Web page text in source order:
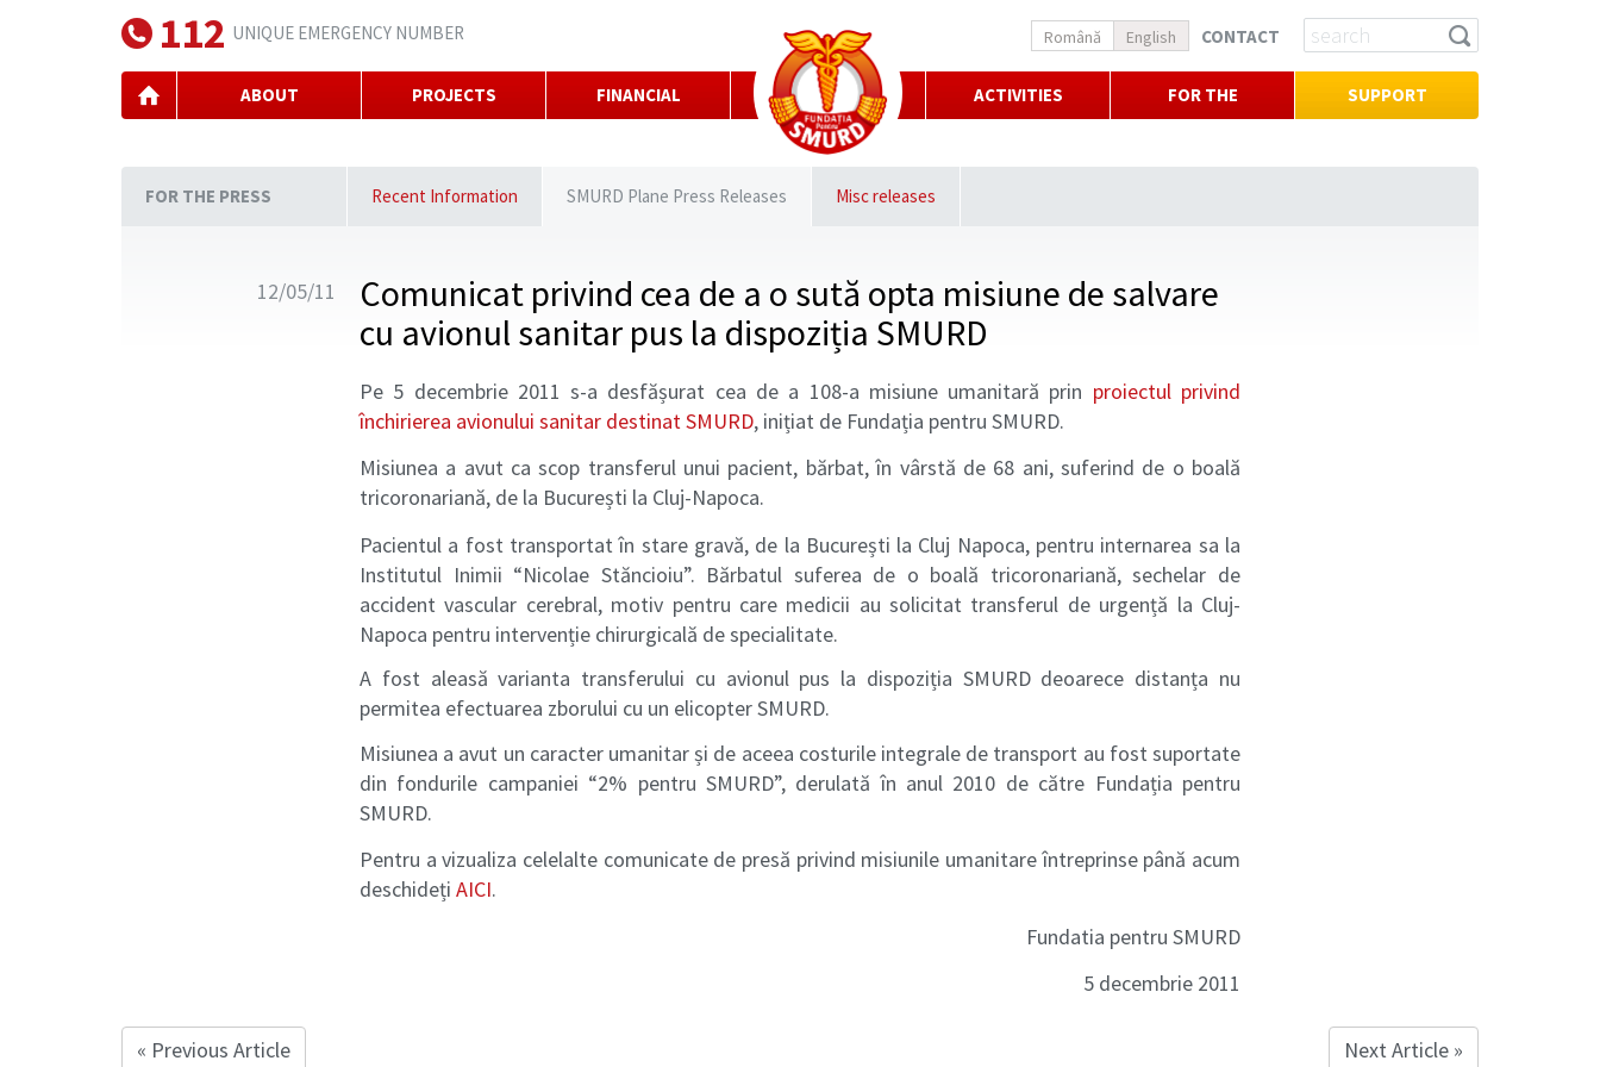
112 UNIQUE EMERGENCY NUMBER Română English CONTACT
ABOUT PROJECTS FINANCIAL ACTIVITIES FOR THE SUPPORT
FOR THE PRESS Recent Information SMURD Plane Press Releases Misc releases
12/05/11
Comunicat privind cea de a o sută opta misiune de salvare
cu avionul sanitar pus la dispoziția SMURD
Pe 5 decembrie 2011 s-a desfășurat cea de a 108-a misiune umanitară prin proiectul privind
închirierea avionului sanitar destinat SMURD, inițiat de Fundația pentru SMURD.
Misiunea a avut ca scop transferul unui pacient, bărbat, în vârstă de 68 ani, suferind de o boală
tricoronariană, de la București la Cluj-Napoca.
Pacientul a fost transportat în stare gravă, de la București la Cluj Napoca, pentru internarea sa la
Institutul Inimii “Nicolae Stăncioiu”. Bărbatul suferea de o boală tricoronariană, sechelar de
accident vascular cerebral, motiv pentru care medicii au solicitat transferul de urgență la Cluj-
Napoca pentru intervenție chirurgicală de specialitate.
A fost aleasă varianta transferului cu avionul pus la dispoziția SMURD deoarece distanța nu
permitea efectuarea zborului cu un elicopter SMURD.
Misiunea a avut un caracter umanitar și de aceea costurile integrale de transport au fost suportate
din fondurile campaniei “2% pentru SMURD”, derulată în anul 2010 de către Fundația pentru
SMURD.
Pentru a vizualiza celelalte comunicate de presă privind misiunile umanitare întreprinse până acum
deschideți AICI.
Fundatia pentru SMURD
5 decembrie 2011
« Previous Article Next Article »